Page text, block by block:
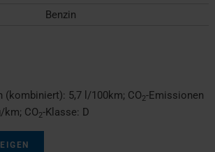
Benzin
(kombiniert): 5,7 l/100km; CO2-Emissionen
km; CO2-Klasse: D